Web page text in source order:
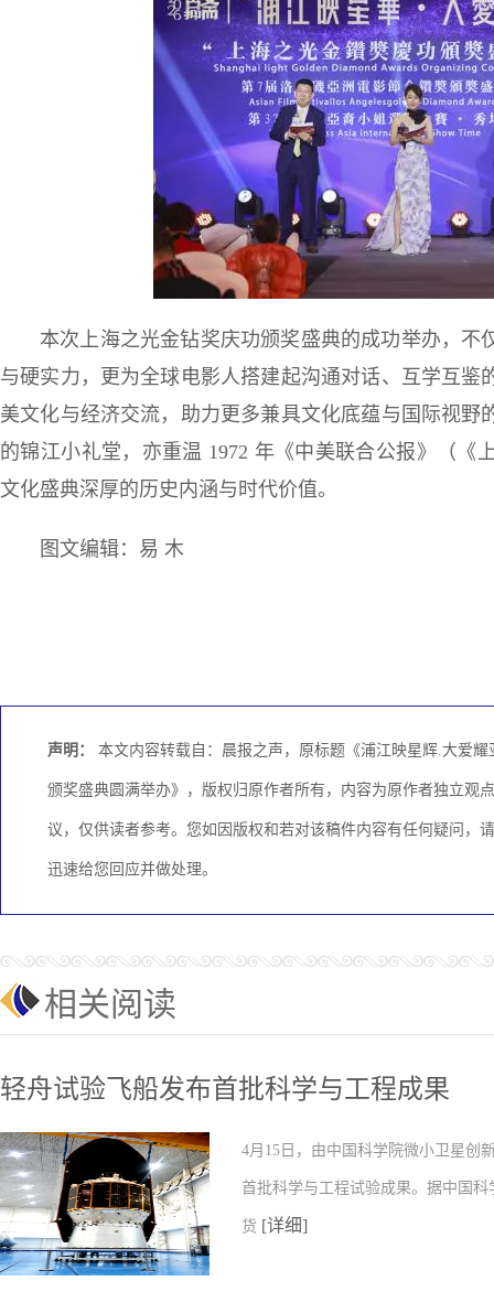
本次上海之光金钻奖庆功颁奖盛典的成功举办，
与硬实力，更为全球电影人搭建起沟通对话、互学互
美文化与经济交流，助力更多兼具文化底蕴与国际视
的锦江小礼堂，亦重温 1972 年《中美联合公报》（《
文化盛典深厚的历史内涵与时代价值。
图文编辑：易 木
声明： 本文内容转载自：晨报之声，原标题《浦江映星辉.大爱
颁奖盛典圆满举办》，版权归原作者所有，内容为原作者独立观
议，仅供读者参考。您如因版权和若对该稿件内容有任何疑问，
迅速给您回应并做处理。
相关阅读
轻舟试验飞船发布首批科学与工程成果
4月15日，由中国科学院微小卫星创
首批科学与工程试验成果。据中国
货 [详细]